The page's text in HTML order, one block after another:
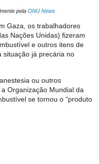
pela ONU News
Gaza, os trabalhadores
Nações Unidas) fizeram
e outros itens de
situação já precária no
ou outros
Organização Mundial da
se tornou o “produto